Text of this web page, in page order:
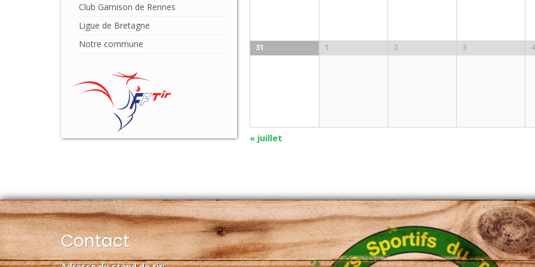
31 1 2 3 4
«juillet
Club Garnison de Rennes
Ligue de Bretagne
Notre commune
Contact